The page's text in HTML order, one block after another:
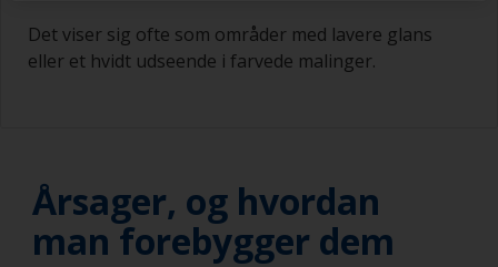
Det viser sig ofte som områder med lavere glans
eller et hvidt udseende i farvede malinger.
Årsager, og hvordan
man forebygger dem